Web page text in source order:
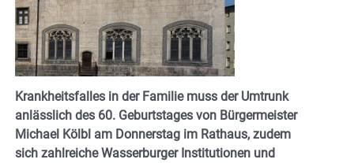
Krankheitsfalles in der Familie muss der Umtrunk
anlässlich des 60. Geburtstages von Bürgermeister
Michael Kölbl am Donnerstag im Rathaus, zudem
sich zahlreiche Wasserburger Institutionen und